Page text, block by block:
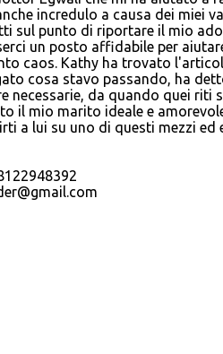
incredulo a causa dei miei
sul punto di riportare il mio
un posto affidabile per
caos. Kathy ha trovato
cosa stavo passando, ha
necessarie, da quando quei
il mio marito ideale e
a lui su uno di questi mezzi ed